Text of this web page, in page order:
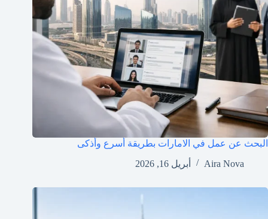
البحث عن عمل في الامارات بطريقة أسرع وأذكى
Aira Nova
أبريل 16, 2026